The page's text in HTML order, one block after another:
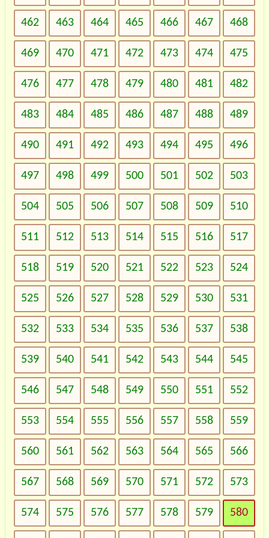
462 463 464 465 466 467 468
469 470 471 472 473 474 475
476 477 478 479 480 481 482
483 484 485 486 487 488 489
490 491 492 493 494 495 496
497 498 499 500 501 502 503
504 505 506 507 508 509 510
511 512 513 514 515 516 517
518 519 520 521 522 523 524
525 526 527 528 529 530 531
532 533 534 535 536 537 538
539 540 541 542 543 544 545
546 547 548 549 550 551 552
553 554 555 556 557 558 559
560 561 562 563 564 565 566
567 568 569 570 571 572 573
574 575 576 577 578 579 580